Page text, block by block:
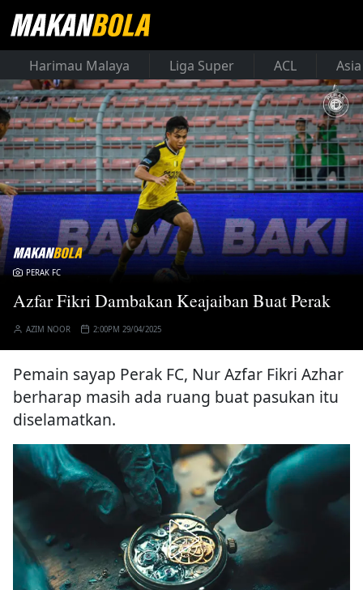
Harimau Malaya Liga Super ACL
PERAK FC
Azfar Fikri Dambakan Keajaiban Buat Perak
AZIM NOOR 2:00PM 29/04/2025
Pemain sayap Perak FC, Nur Azfar Fikri Azhar
berharap masih ada ruang buat pasukan itu
diselamatkan.